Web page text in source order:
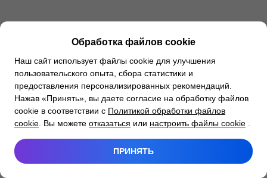
Обработка файлов cookie
Наш сайт использует файлы cookie для улучшения
пользовательского опыта, сбора статистики и
предоставления персонализированных рекомендаций.
Нажав «Принять», вы даете согласие на обработку файлов
cookie в соответствии с Политикой обработки файлов
cookie . Вы можете отказаться или настроить файлы cookie
ПРИНЯТЬ